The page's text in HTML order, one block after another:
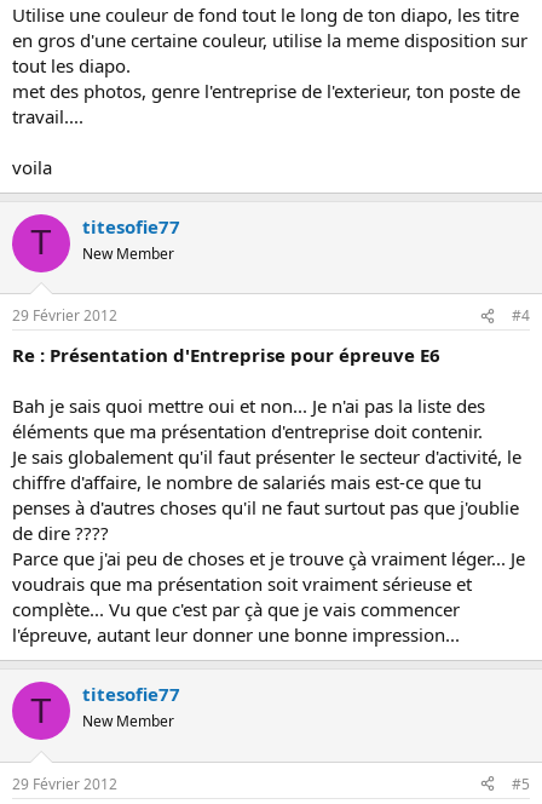
Utilise une couleur de fond tout le long de ton diapo, les titre
en gros d'une certaine couleur, utilise la meme disposition sur
tout les diapo.
met des photos, genre l'entreprise de l'exterieur, ton poste de
travail....
voila
T titesofie77
New Member
29 Février 2012 #4
Re : Présentation d'Entreprise pour épreuve E6
Bah je sais quoi mettre oui et non... Je n'ai pas la liste des
éléments que ma présentation d'entreprise doit contenir.
Je sais globalement qu'il faut présenter le secteur d'activité, le
chiffre d'affaire, le nombre de salariés mais est-ce que tu
penses à d'autres choses qu'il ne faut surtout pas que j'oublie
de dire ????
Parce que j'ai peu de choses et je trouve çà vraiment léger... Je
voudrais que ma présentation soit vraiment sérieuse et
complète... Vu que c'est par çà que je vais commencer
l'épreuve, autant leur donner une bonne impression...
T titesofie77
New Member
29 Février 2012 #5